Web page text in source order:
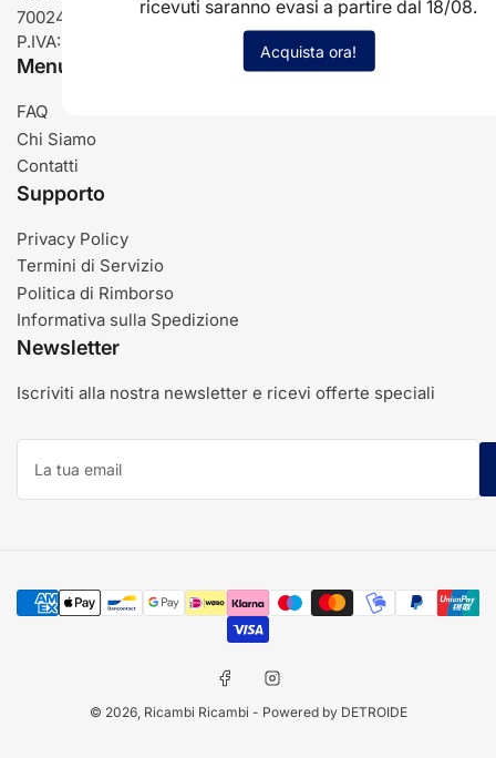
70024 Gravina in Puglia (BA)
P.IVA: IT03485840726
Menu
FAQ
Chi Siamo
Contatti
Supporto
Privacy Policy
Termini di Servizio
Politica di Rimborso
Informativa sulla Spedizione
Newsletter
Iscriviti alla nostra newsletter e ricevi offerte speciali
La
tua
Modalità
di
pagamento
FacebookInstagram
© 2026, Ricambi Ricambi - Powered by DETROIDE
ricevuti saranno evasi a partire dal 18/08.
Acquista ora!